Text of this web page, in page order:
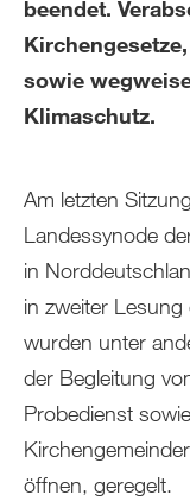
beendet.
sowie
Klimaschutz.
Am letzten
Landessynode
in
in zweiter
wurden unter
der Begleitung
Probedienst
öffnen, geregelt.